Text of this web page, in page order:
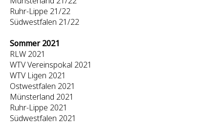
Ruhr-Lippe 21/22
Südwestfalen 21/22
Sommer 2021
RLW 2021
WTV Vereinspokal 2021
WTV Ligen 2021
Ostwestfalen 2021
Münsterland 2021
Ruhr-Lippe 2021
Südwestfalen 2021